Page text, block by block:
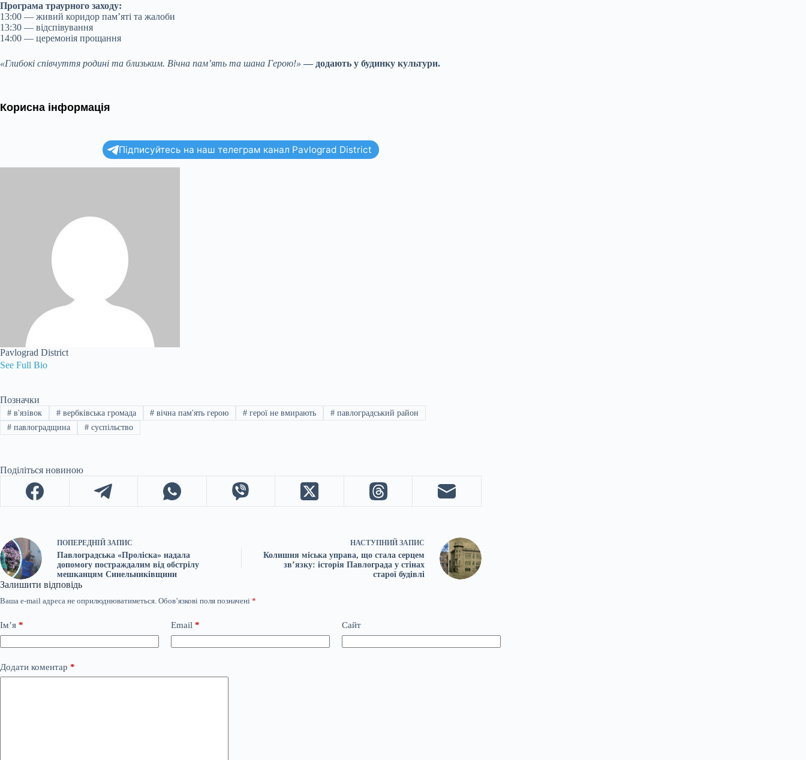
Програма траурного заходу:
13:00 — живий коридор пам’яті та жалоби
13:30 — відспівування
14:00 — церемонія прощання
«Глибокі співчуття родині та близьким. Вічна пам’ять та шана Герою!» — додають у будинку культури.
Корисна інформація
Підписуйтесь на наш телеграм канал Pavlograd District
Pavlograd District
See Full Bio
Позначки
#в'язівок #вербківська громада # вічна пам'ять герою # герої не вмирають # павлоградський район
#павлоградщина #суспільство
Поділіться новиною
ПОПЕРЕДНІЙ ЗАПИС
Павлоградська «Проліска» надала
допомогу постраждалим від обстрілу
мешканцям Синельниківщини
НАСТУПНИЙ ЗАПИС
Колишня міська управа, що стала серцем
зв’язку: історія Павлограда у стінах
старої будівлі
Залишити відповідь
Ваша e-mail адреса не оприлюднюватиметься. Обов’язкові поля позначені *
Ім’я * Email * Сайт
Додати коментар *